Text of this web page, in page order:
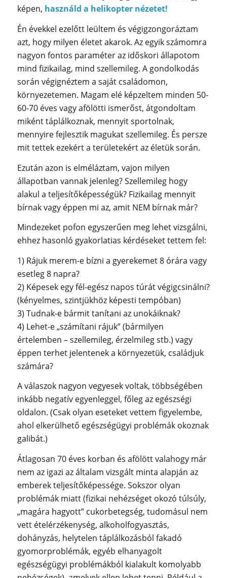
képen, használd a helikopter nézetet!
Én évekkel ezelőtt leültem és végigzongoráztam
azt, hogy milyen életet akarok. Az egyik számomra
nagyon fontos paraméter az időskori állapotom
mind fizikailag, mind szellemileg. A gondolkodás
során végignéztem a saját családomon,
környezetemen. Magam elé képzeltem minden 50-
60-70 éves vagy afölötti ismerőst, átgondoltam
miként táplálkoznak, mennyit sportolnak,
mennyire fejlesztik magukat szellemileg. És persze
mit tettek ezekért a területekért az életük során.
Ezután azon is elméláztam, vajon milyen
állapotban vannak jelenleg? Szellemileg hogy
alakul a teljesítőképességük? Fizikailag mennyit
bírnak vagy éppen mi az, amit NEM bírnak már?
Mindezeket pofon egyszerűen meg lehet vizsgálni,
ehhez hasonló gyakorlatias kérdéseket tettem fel:
1) Rájuk merem-e bízni a gyerekemet 8 órára vagy
esetleg 8 napra?
2) Képesek egy fél-egész napos túrát végigcsinálni?
(kényelmes, szintjükhöz képesti tempóban)
3) Tudnak-e bármit tanítani az unokáiknak?
4) Lehet-e „számítani rájuk” (bármilyen
értelemben – szellemileg, érzelmileg stb.) vagy
éppen terhet jelentenek a környezetük, családjuk
számára?
A válaszok nagyon vegyesek voltak, többségében
inkább negatív egyenleggel, főleg az egészségi
oldalon. (Csak olyan eseteket vettem figyelembe,
ahol elkerülhető egészségügyi problémák okoznak
galibát.)
Átlagosan 70 éves korban és afölött valahogy már
nem az igazi az általam vizsgált minta alapján az
emberek teljesítőképessége. Sokszor olyan
problémák miatt (fizikai nehézséget okozó túlsúly,
„magára hagyott” cukorbetegség, tudomásul nem
vett ételérzékenység, alkoholfogyasztás,
dohányzás, helytelen táplálkozásból fakadó
gyomorproblémák, egyéb elhanyagolt
egészségügyi problémákból kialakult komolyabb